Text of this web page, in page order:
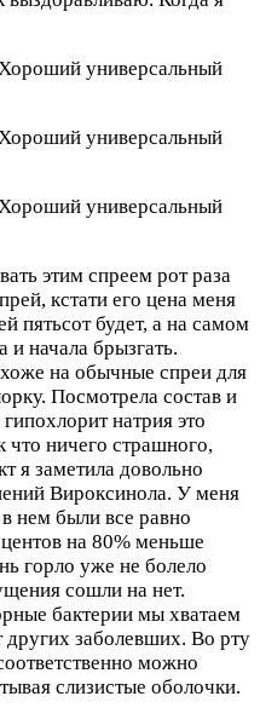
этим спреем рот раза
кстати его цена меня
пятьсот будет, а на самом
и начала брызгать.
на обычные спреи для
Посмотрела состав и
натрия это
что ничего страшного,
я заметила довольно
Вироксинола. У меня
нем были все равно
на 80% меньше
горло уже не болело
сошли на нет.
бактерии мы хватаем
заболевших. Во рту
можно
слизистые оболочки.